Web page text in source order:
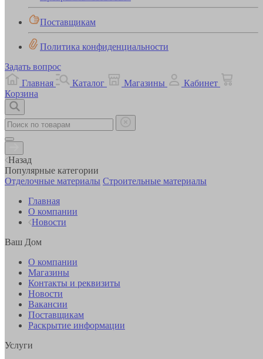
Поставщикам
Политика конфиденциальности
Задать вопрос
Главная
Каталог Магазины
Кабинет
Корзина
Назад
Популярные категории
Отделочные материалы Строительные материалы
Главная
О компании
Новости
Ваш Дом
О компании
Магазины
Контакты и реквизиты
Новости
Вакансии
Поставщикам
Раскрытие информации
Услуги